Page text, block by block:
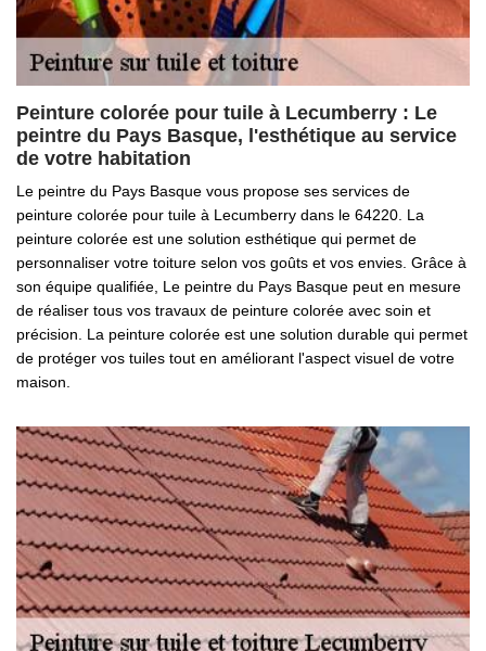
Peinture colorée pour tuile à Lecumberry : Le
peintre du Pays Basque, l'esthétique au service
de votre habitation
Le peintre du Pays Basque vous propose ses services de
peinture colorée pour tuile à Lecumberry dans le 64220. La
peinture colorée est une solution esthétique qui permet de
personnaliser votre toiture selon vos goûts et vos envies. Grâce à
son équipe qualifiée, Le peintre du Pays Basque peut en mesure
de réaliser tous vos travaux de peinture colorée avec soin et
précision. La peinture colorée est une solution durable qui permet
de protéger vos tuiles tout en améliorant l'aspect visuel de votre
maison.